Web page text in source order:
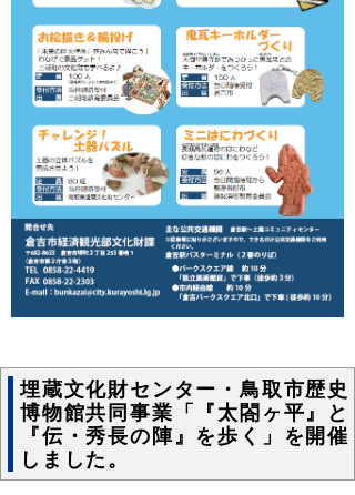
埋蔵文化財センター・鳥取市歴史
博物館共同事業「『太閤ヶ平』と
『伝・秀長の陣』を歩く」を開催
しました。